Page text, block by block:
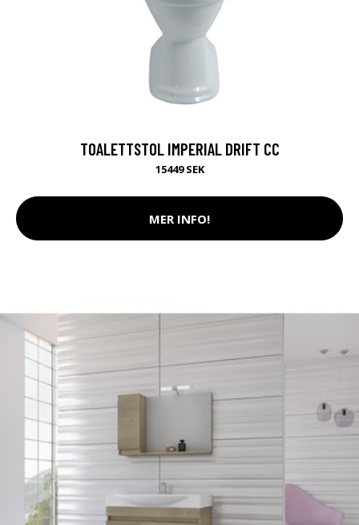
TOALETTSTOL IMPERIAL DRIFT CC
15449 SEK
MER INFO!